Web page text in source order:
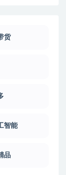
货
智能
品